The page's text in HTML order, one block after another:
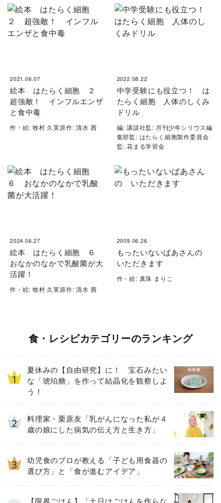
2021.06.07
絵本 はたらく細胞 ２
超強敵！ インフルエンザ
と食中毒
作・絵: 牧村 久実原作: 清水 茜
2022.08.22
中学受験にも役立つ！ は
たらく細胞 人体のしくみ
ドリル
編: 講談社監: 月刊少年シリウス編
集部監: はたらく細胞製作委員会
監: 花まる学習会
2024.06.27
絵本 はたらく細胞 ６
おなかのなかで乳酸菌が大
活躍！
作・絵: 牧村 久実原作: 清水 茜
2009.06.26
もったいないばあさんの
いただきます
作・絵: 真珠 まりこ
食・レシピカテゴリーのランキング
夏休みの【自由研究】に！ 宝石みたい
な「琥珀糖」を作って結晶化を観察しよ
う！
料理家・栗原友「乳がんになった私が４
歳の娘にした病気の伝え方と生き方」
幼児食のプロが教える「子ども用食器の
選び方」と「食が進むアイデア」
【限界ごはん】「土日はごはんを作らな